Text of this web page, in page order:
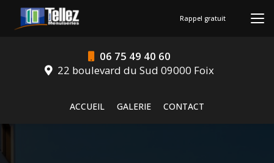
contenu
06 75 49 40 60
22 boulevard du Sud 09000 Foix
ACCUEIL
GALERIE CONTACT
Rappel gratuit